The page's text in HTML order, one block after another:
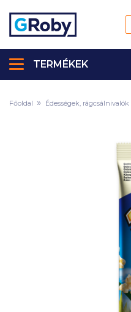
TERMÉKEK
Főoldal Édességek, rágcsálnivalók